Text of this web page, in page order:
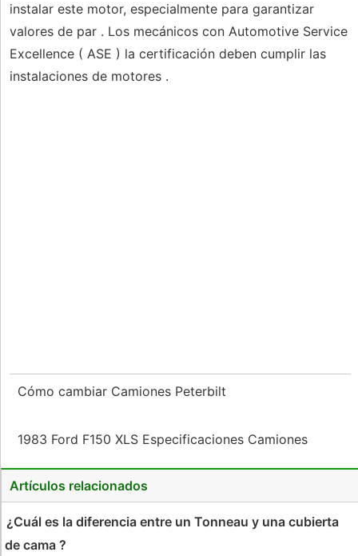
instalar este motor, especialmente para garantizar
valores de par . Los mecánicos con Automotive Service
Excellence ( ASE ) la certificación deben cumplir las
instalaciones de motores .
Cómo cambiar Camiones Peterbilt
1983 Ford F150 XLS Especificaciones Camiones
Artículos relacionados
¿Cuál es la diferencia entre un Tonneau y una cubierta
de cama ?